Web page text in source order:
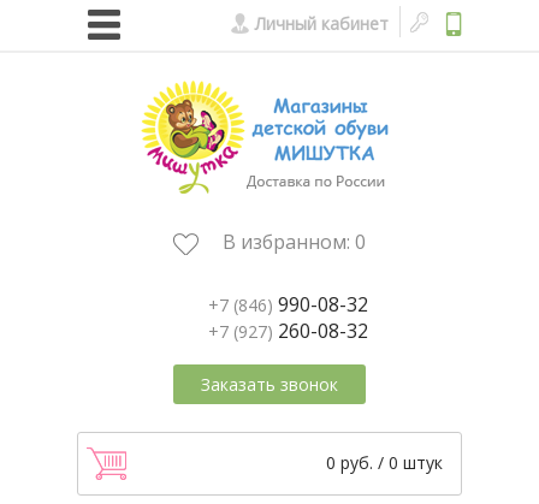
Личный кабинет
В избранном: 0
+7 (846) 990-08-32
+7 (927) 260-08-32
Заказать звонок
0 руб. / 0 штук